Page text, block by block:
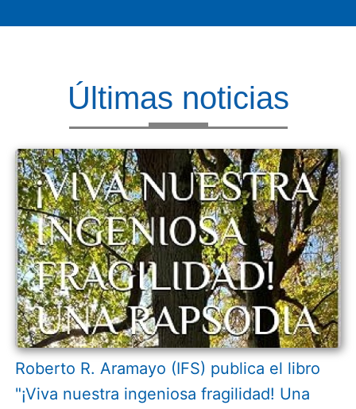
Últimas noticias
Roberto R. Aramayo (IFS) publica el libro
"¡Viva nuestra ingeniosa fragilidad! Una